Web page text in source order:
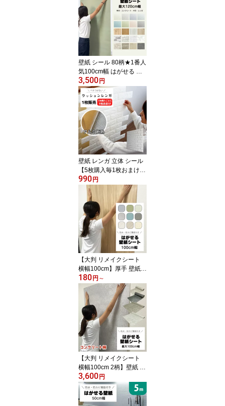
壁紙 シール 80柄★1番人
気100cm幅 はがせる リ
メイクシート おしゃれ
質感 木目 白 グレージュ
剥がせる壁紙 キッチン
北欧 DIY レンガ 無地 コ
ンクリート 防水 クロス
床 のり付き 賃貸 部屋 張
り替え 壁紙の上から貼れ
る カッティングシート
扉 ドア 襖 ふすま 補修 厚
手
3,500 円
壁紙 レンガ 立体 シール
【5枚購入毎1枚おまけ】
腰壁 DIY 北欧 リアル 厚
手 おしゃれ 白 クッショ
ンブリック 3d 防水 シー
ルタイプ 剥がせる アク
セントクロス 壁紙の上か
ら貼れる 子供部屋 クッ
ションレンガ 張り替え
自分で クッションシート
壁 トイレ
990 円
【大判 リメイクシート
横幅100cm】厚手 壁紙
シール 木目 白 はがせる
ヴィンテージ 柄 リアル
おしゃれ 質感 キッチン d
iy ドア 剥がせる 無地 グ
レージュ 襖 幅90cm ふす
ま 洋風 張り替え 壁紙の
上から貼れる 壁紙シール
木目調 ナチュラルウッド
床 ホワイトオーク 防水
180 円 ～
【大判 リメイクシート
横幅100cm 2柄】壁紙 シ
ール はがせる壁紙 コン
クリート おしゃれ シー
ト 北欧 グレージュ 賃貸
剥がせる 壁紙シール DIY
3,600 円